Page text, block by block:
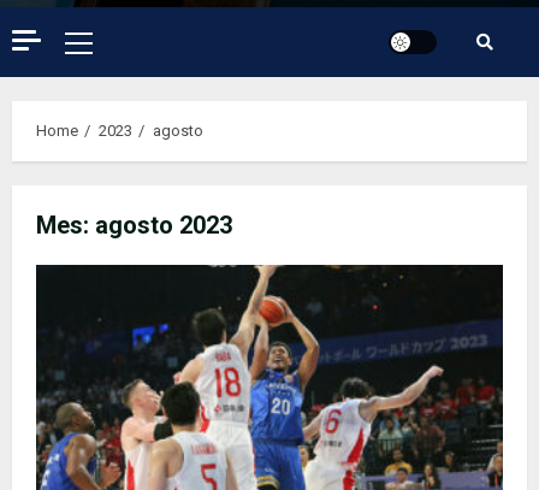
Primary
Menu
Home 2023 agosto
Mes: agosto 2023